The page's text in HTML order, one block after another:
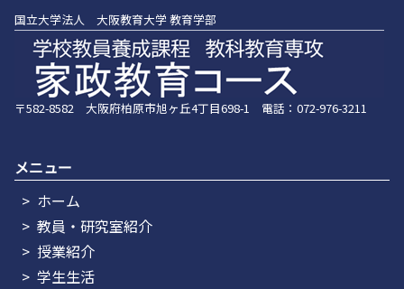
国立大学法人 大阪教育大学 教育学部
〒582-8582 大阪府柏原市旭ヶ丘4丁目698-1 電話：072-976-3211
メニュー
ホーム
教員・研究室紹介
授業紹介
学生生活